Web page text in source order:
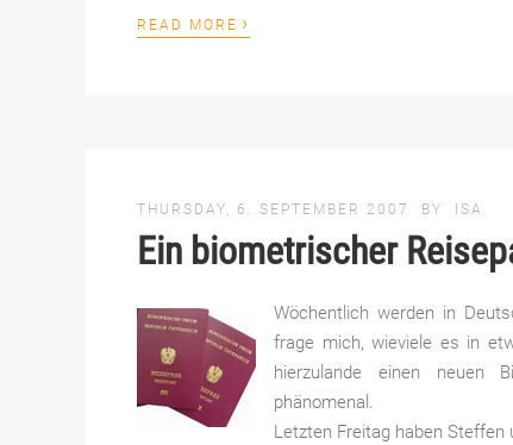
READ MORE ›
THURSDAY, 6. SEPTEMBER 2007 BY ISA
Ein biometrischer
Wöchentlich werden in
frage mich, wieviele es in
hierzulande einen neuen
phänomenal.
Letzten Freitag haben Steffen